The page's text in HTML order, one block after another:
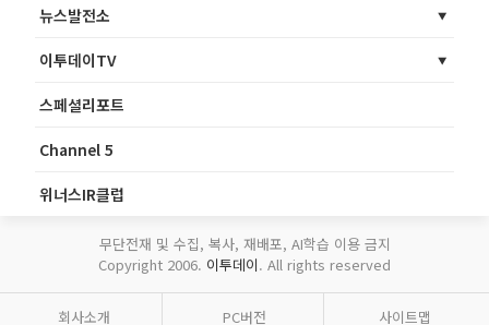
뉴스발전소
이투데이TV
스페셜리포트
Channel 5
위너스IR클럽
무단전재 및 수집, 복사, 재배포, AI학습 이용 금지
Copyright 2006. 이투데이. All rights reserved
회사소개 PC버전 사이트맵